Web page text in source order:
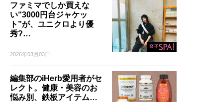
版。電子版特典として、MB
のコーディネート・80スタ
イルを追加収録！
記事一覧へ
ファミマでしか買えな
い“3000円台ジャケッ
ト”が、ユニクロより優
秀?…
2026年03月03日
編集部のiHerb愛用者がセ
レクト。健康・美容のお
悩み別、鉄板アイテム…